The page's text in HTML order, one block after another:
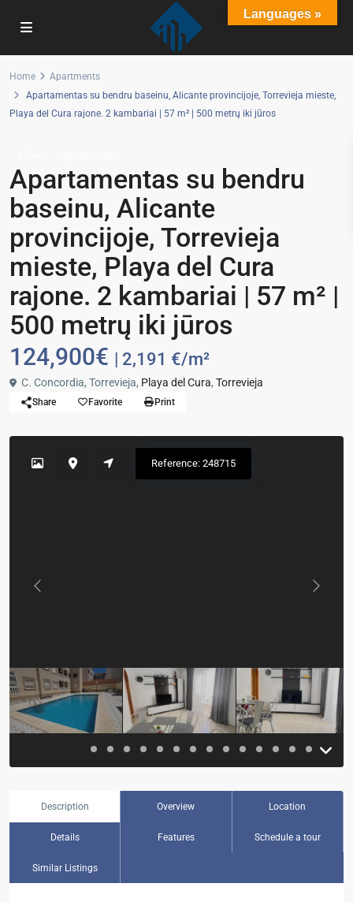
Home
Apartments
Apartamentas su bendru baseinu, Alicante provincijoje, Torrevieja mieste,
Playa del Cura rajone. 2 kambariai | 57 m² | 500 metrų iki jūros
Apartamentas su bendru
baseinu, Alicante
provincijoje, Torrevieja
mieste, Playa del Cura
rajone. 2 kambariai | 57 m² |
500 metrų iki jūros
124,900€ | 2,191 €/m²
C. Concordia, Torrevieja, Playa del Cura, Torrevieja
Share Favorite Print
Reference: 248715
Previous
Description Overview Location
Details Features Schedule a tour
Similar Listings
Languages »